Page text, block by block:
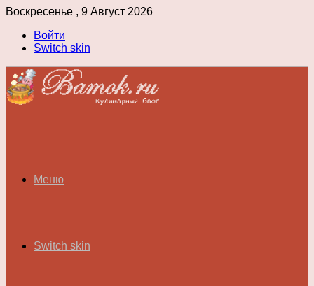
Воскресенье , 9 Август 2026
Войти
Switch skin
Меню
Switch skin